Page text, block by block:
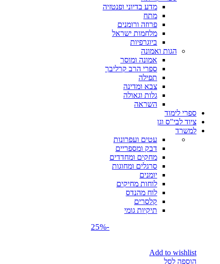
מדע בדיוני ופנטזיה
מתח
פרוזה ורומנים
מלחמות ישראל
ביוגרפיות
הגות ואמונה
אמונה ומוסר
ספרי הרב קרליבך
תפילה
צבא ומדינה
גלות וגאולה
השראה
ספרי לימוד
ציוד לבי"ס וגן
למשרד
עטים ועפרונות
דבק ומספריים
מחקים ומחדדים
סרגלים ומחוגות
יומנים
לוחות מחיקים
לוח מהנדס
קלסרים
תיקיות גומי
-25%
Add to wishlist
הוספה לסל